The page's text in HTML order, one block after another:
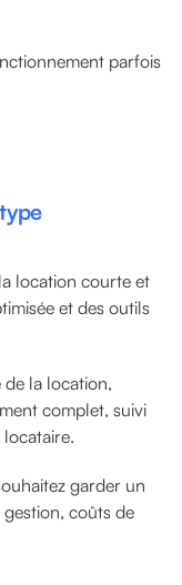
parfois
location courte et
et des outils
de la location,
complet, suivi
garder un
coûts de